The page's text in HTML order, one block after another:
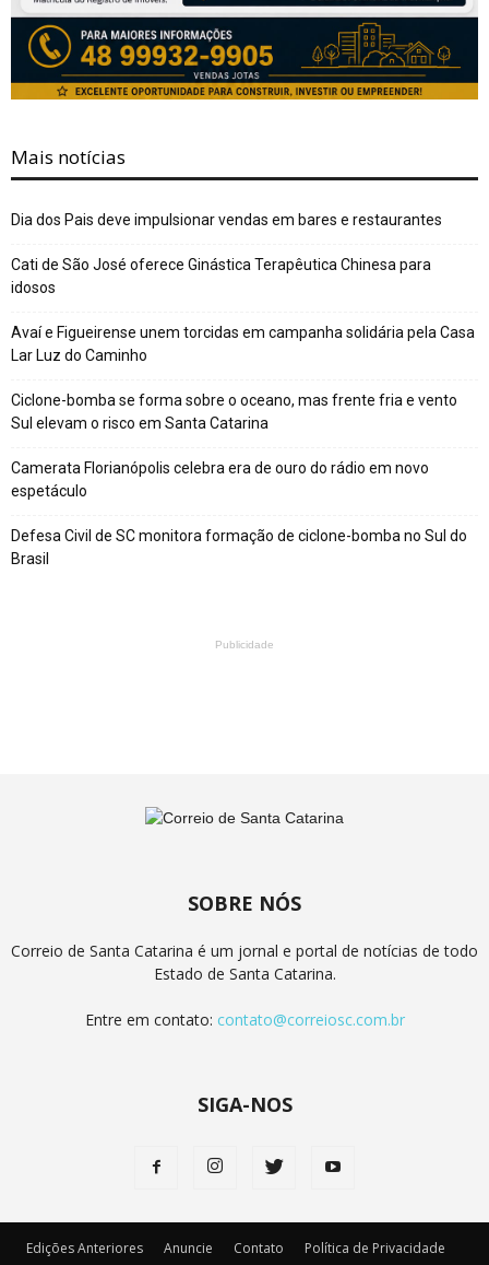
Mais notícias
Dia dos Pais deve impulsionar vendas em bares e restaurantes
Cati de São José oferece Ginástica Terapêutica Chinesa para
idosos
Avaí e Figueirense unem torcidas em campanha solidária pela Casa
Lar Luz do Caminho
Ciclone-bomba se forma sobre o oceano, mas frente fria e vento
Sul elevam o risco em Santa Catarina
Camerata Florianópolis celebra era de ouro do rádio em novo
espetáculo
Defesa Civil de SC monitora formação de ciclone-bomba no Sul do
Brasil
Publicidade
SOBRE NÓS
Correio de Santa Catarina é um jornal e portal de notícias de todo
Estado de Santa Catarina.
Entre em contato: contato@correiosc.com.br
SIGA-NOS
Edições Anteriores Anuncie Contato
Política de Privacidade